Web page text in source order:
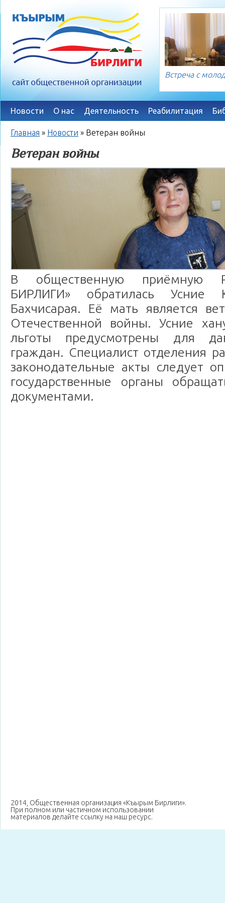
Встреча с
Новости О нас Деятельность Реабилитация
Главная » Новости » Ветеран войны
Ветеран войны
В общественную
БИРЛИГИ» обратилась Усние
Бахчисарая. Её мать является
Отечественной войны. Усние
льготы предусмотрены для
граждан. Специалист отделения
законодательные акты следует
государственные органы
документами.
2014, Общественная организация «Къырым Бирлиги».
При полном или частичном использовании
материалов делайте ссылку на наш ресурс.